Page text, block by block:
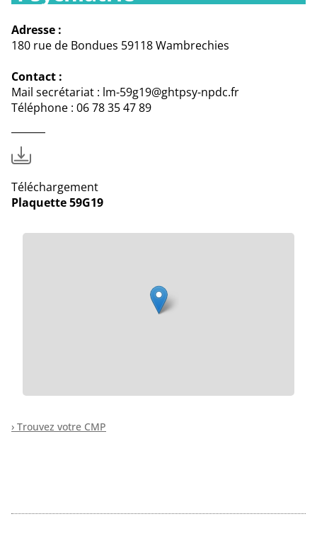
Adresse :
180 rue de Bondues 59118 Wambrechies
Contact :
Mail secrétariat : lm-59g19@ghtpsy-npdc.fr
Téléphone : 06 78 35 47 89
Téléchargement
Plaquette 59G19
› Trouvez votre CMP